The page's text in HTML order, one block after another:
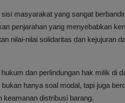
masyarakat yang sangat
penjarahan yang menyebabkan
nilai-nilai solidaritas dan kejujuran
dan perlindungan hak milik di
hanya soal modal, tapi juga
keamanan distribusi barang.